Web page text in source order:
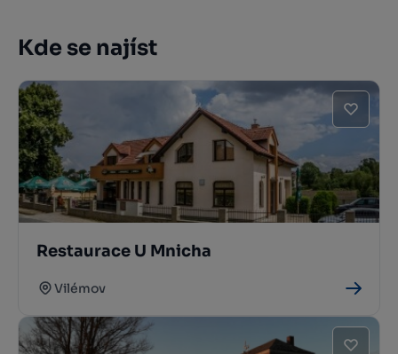
Kde se najíst
Restaurace U Mnicha
Vilémov